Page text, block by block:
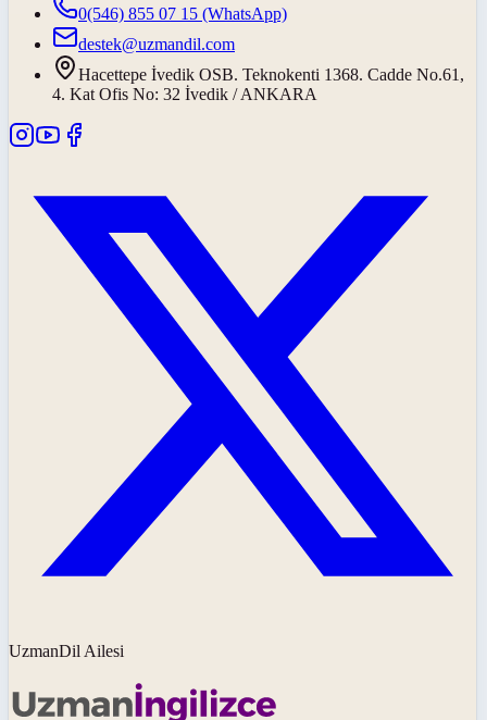
0(546) 855 07 15 (WhatsApp)
destek@uzmandil.com
Hacettepe İvedik OSB. Teknokenti 1368. Cadde No.61,
4. Kat Ofis No: 32 İvedik / ANKARA
UzmanDil Ailesi